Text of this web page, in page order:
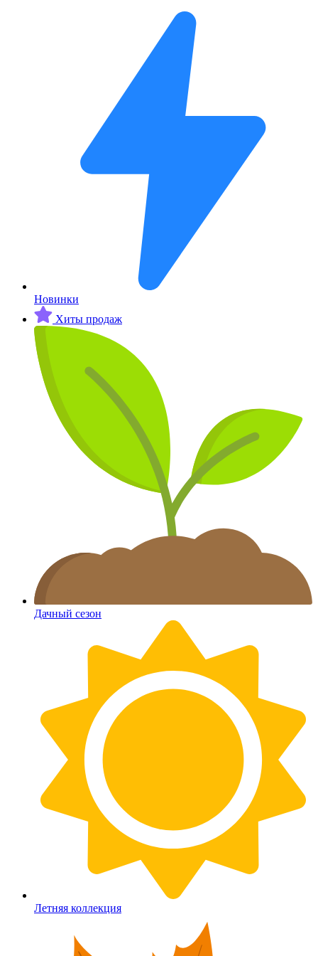
Новинки
Хиты продаж
Дачный сезон
Летняя коллекция